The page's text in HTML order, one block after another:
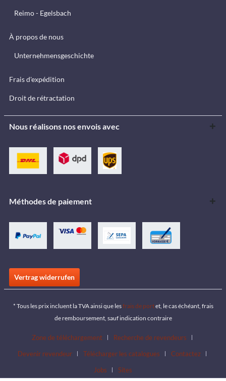
Reimo - Egelsbach
À propos de nous
Unternehmensgeschichte
Frais d'expédition
Droit de rétractation
Nous réalisons nos envois avec
Méthodes de paiement
Vertrag widerrufen
* Tous les prix incluent la TVA ainsi que lesfrais de portet, le cas échéant, frais
de remboursement, sauf indication contraire
Zone de téléchargement
Recherche de revendeurs
Devenir revendeur
Télécharger les catalogues
Contactez
Jobs
Sites